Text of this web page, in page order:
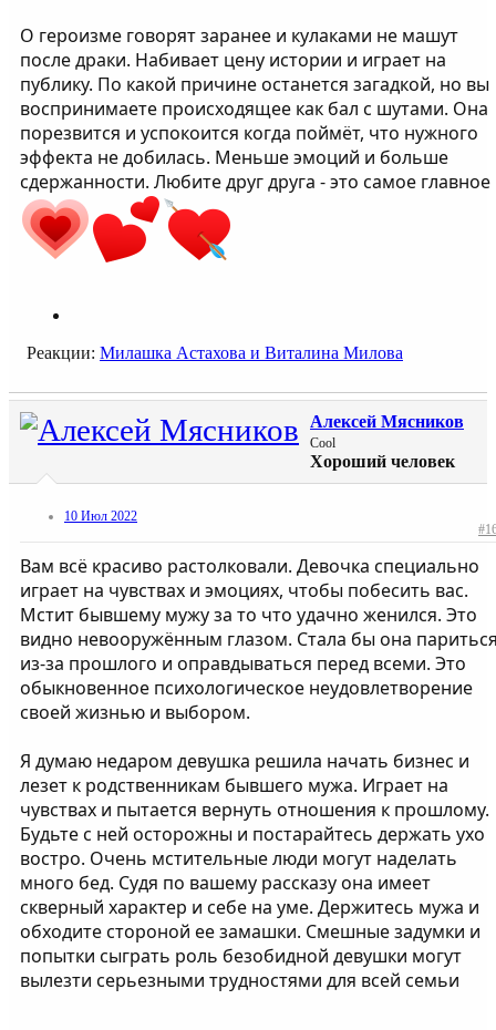
О героизме говорят заранее и кулаками не машут
после драки. Набивает цену истории и играет на
публику. По какой причине останется загадкой, но вы
воспринимаете происходящее как бал с шутами. Она
порезвится и успокоится когда поймёт, что нужного
эффекта не добилась. Меньше эмоций и больше
сдержанности. Любите друг друга - это самое главное
Реакции: Милашка Астахова и Виталина Милова
Алексей Мясников
Cool
Хороший человек
10 Июл 2022
Вам всё красиво растолковали. Девочка специально
играет на чувствах и эмоциях, чтобы побесить вас.
Мстит бывшему мужу за то что удачно женился. Это
видно невооружённым глазом. Стала бы она
из-за прошлого и оправдываться перед всеми. Это
обыкновенное психологическое неудовлетворение
своей жизнью и выбором.
Я думаю недаром девушка решила начать бизнес и
лезет к родственникам бывшего мужа. Играет на
чувствах и пытается вернуть отношения к прошлому.
Будьте с ней осторожны и постарайтесь держать ухо
востро. Очень мстительные люди могут наделать
много бед. Судя по вашему рассказу она имеет
скверный характер и себе на уме. Держитесь мужа и
обходите стороной ее замашки. Смешные задумки и
попытки сыграть роль безобидной девушки могут
вылезти серьезными трудностями для всей семьи